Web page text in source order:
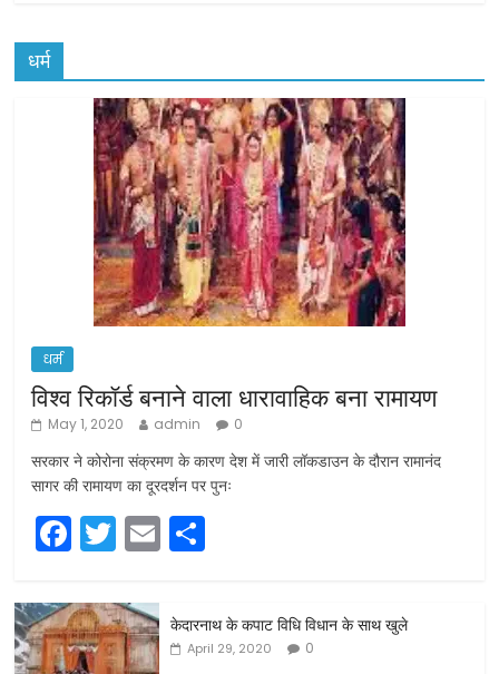
धर्म
धर्म
विश्व रिकॉर्ड बनाने वाला धारावाहिक बना रामायण
May 1, 2020 admin 0
सरकार ने कोरोना संक्रमण के कारण देश में जारी लॉकडाउन के दौरान रामानंद
सागर की रामायण का दूरदर्शन पर पुनः
F
a
c
e
T
w
itt
er
E
m
ai ar
e
केदारनाथ के कपाट विधि विधान के साथ खुले
April 29, 2020 0